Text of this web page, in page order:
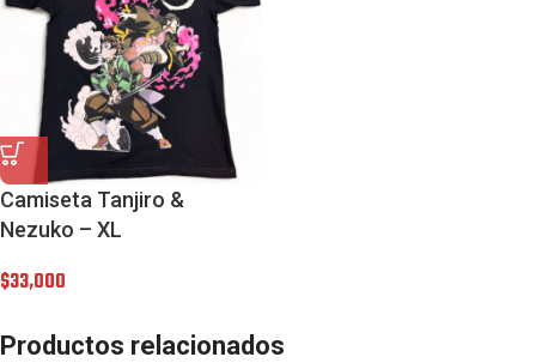
Camiseta Tanjiro &
Nezuko – XL
$33,000
Productos relacionados